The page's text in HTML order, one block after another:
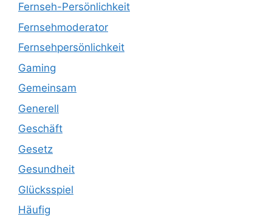
Fernseh-Persönlichkeit
Fernsehmoderator
Fernsehpersönlichkeit
Gaming
Gemeinsam
Generell
Geschäft
Gesetz
Gesundheit
Glücksspiel
Häufig